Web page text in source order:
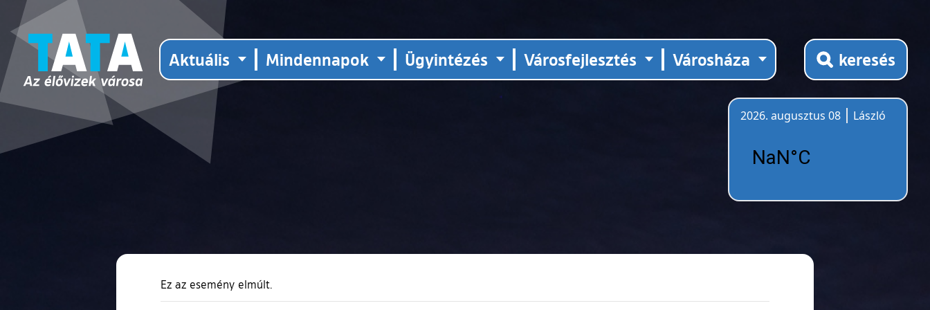
Aktuális Mindennapok Ügyintézés Városfejlesztés Városháza keresés
2026. augusztus 08
László
Ez az esemény elmúlt.